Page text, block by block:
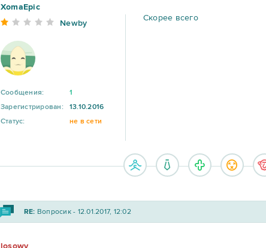
XomaEpic
Newby
Сообщения:
1
Зарегистрирован:
13.10.2016
Статус:
не в сети
Скорее всего
RE: Вопросик - 12.01.2017, 12:02